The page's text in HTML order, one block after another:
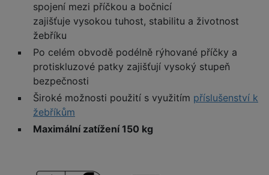
spojení mezi příčkou a bočnicí
zajišťuje vysokou tuhost, stabilitu a životnost
žebříku
Po celém obvodě podélně rýhované příčky a
protiskluzové patky zajišťují vysoký stupeň
bezpečnosti
Široké možnosti použití s využitím příslušenství k
žebříkům
Maximální zatížení 150 kg